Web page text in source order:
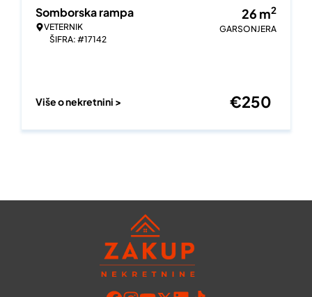
Somborska rampa
VETERNIK
ŠIFRA: #17142
26 m2
GARSONJERA
Više o nekretnini > €250